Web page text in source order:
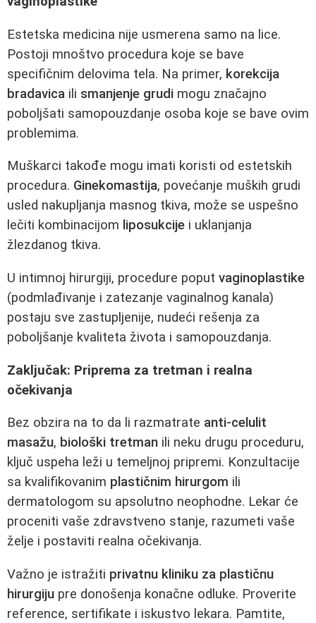
Estetska medicina nije usmerena samo na lice.
Postoji mnoštvo procedura koje se bave
specifičnim delovima tela. Na primer, korekcija
bradavica ili smanjenje grudi mogu značajno
poboljšati samopouzdanje osoba koje se bave ovim
problemima.
Muškarci takođe mogu imati koristi od estetskih
procedura. Ginekomastija, povećanje muških grudi
usled nakupljanja masnog tkiva, može se uspešno
lečiti kombinacijom liposukcije i uklanjanja
žlezdanog tkiva.
U intimnoj hirurgiji, procedure poput vaginoplastike
(podmlađivanje i zatezanje vaginalnog kanala)
postaju sve zastupljenije, nudeći rešenja za
poboljšanje kvaliteta života i samopouzdanja.
Zaključak: Priprema za tretman i realna
očekivanja
Bez obzira na to da li razmatrate anti-celulit
masažu, biološki tretman ili neku drugu proceduru,
ključ uspeha leži u temeljnoj pripremi. Konzultacije
sa kvalifikovanim plastičnim hirurgom ili
dermatologom su apsolutno neophodne. Lekar će
proceniti vaše zdravstveno stanje, razumeti vaše
želje i postaviti realna očekivanja.
Važno je istražiti privatnu kliniku za plastičnu
hirurgiju pre donošenja konačne odluke. Proverite
reference, sertifikate i iskustvo lekara. Pamtite,